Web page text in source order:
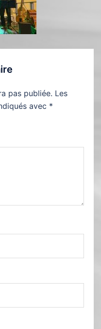
pas publiée. Les
avec *